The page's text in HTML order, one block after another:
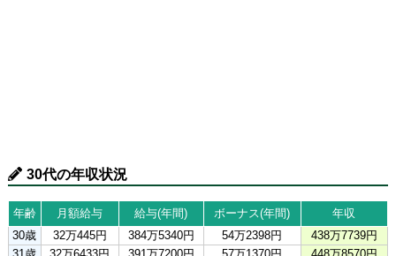
30代の年収状況
年齢 月額給与 給与(年間) ボーナス(年間)
年収
30歳
32万445円 384万5340円 54万2398円
438万7739円